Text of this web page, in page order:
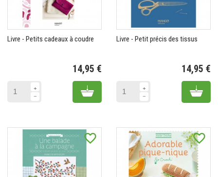
Livre - Petits cadeaux à coudre
14,95 €
Add to cart
Livre - Petit précis des tissus
14,95 €
Add
favorite_border favorite_border